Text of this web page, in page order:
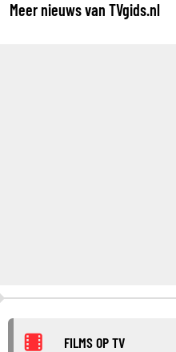
Meer nieuws van TVgids.nl
FILMS OP TV